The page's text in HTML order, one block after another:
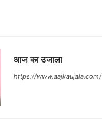
आज का उजाला
https://www.aajkaujala.com/